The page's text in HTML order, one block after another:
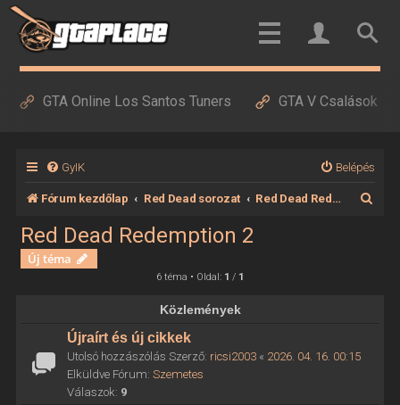
GTA Online Los Santos Tuners GTA V Csalások
GyIK Belépés
Fórum kezdőlap Red Dead sorozat Red Dead Redemption 2
Red Dead Redemption 2
Új téma
6 téma • Oldal: 1 / 1
Közlemények
Újraírt és új cikkek
Utolsó hozzászólás Szerző: ricsi2003« 2026. 04. 16. 00:15
Elküldve Fórum: Szemetes
Válaszok: 9